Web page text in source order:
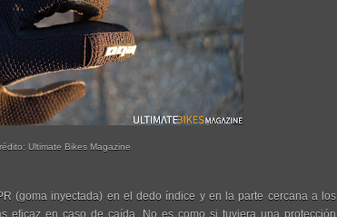
Ultimate Bikes Magazine
(goma inyectada) en el dedo índice y en la parte cercana a los
eficaz en caso de caída. No es como si tuviera una protección